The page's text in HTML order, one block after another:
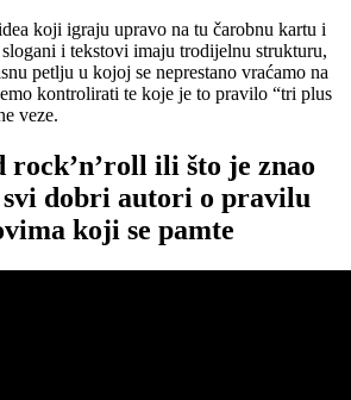
koji igraju upravo na tu čarobnu kartu i
i tekstovi imaju trodijelnu strukturu,
petlju u kojoj se neprestano vraćamo na
kontrolirati te koje je to pravilo “tri plus
veze.
rock’n’roll ili što je znao
svi dobri autori o pravilu
koji se pamte